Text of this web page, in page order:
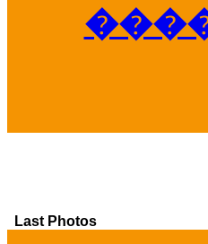
Last Photos